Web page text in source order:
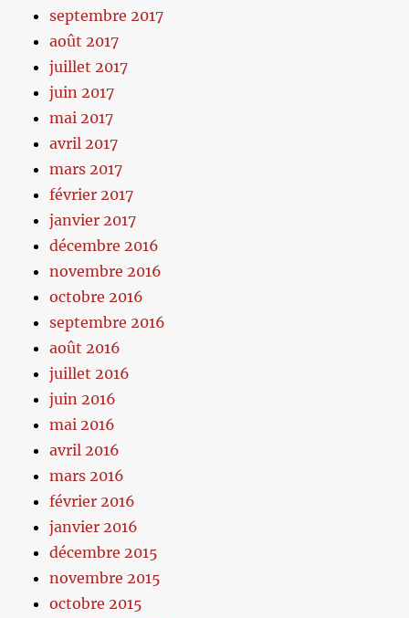
septembre 2017
août 2017
juillet 2017
juin 2017
mai 2017
avril 2017
mars 2017
février 2017
janvier 2017
décembre 2016
novembre 2016
octobre 2016
septembre 2016
août 2016
juillet 2016
juin 2016
mai 2016
avril 2016
mars 2016
février 2016
janvier 2016
décembre 2015
novembre 2015
octobre 2015